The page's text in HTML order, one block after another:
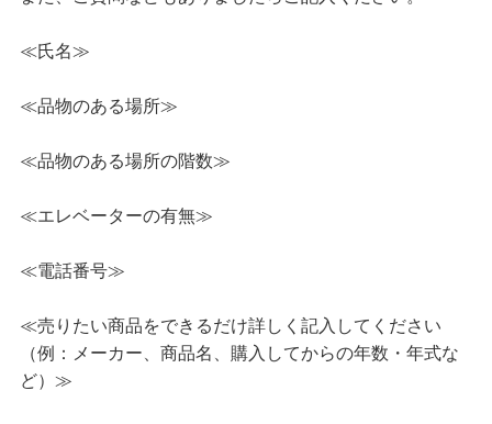
≪氏名≫
≪品物のある場所≫
≪品物のある場所の階数≫
≪エレベーターの有無≫
≪電話番号≫
≪売りたい商品をできるだけ詳しく記入してください
（例：メーカー、商品名、購入してからの年数・年式な
ど）≫